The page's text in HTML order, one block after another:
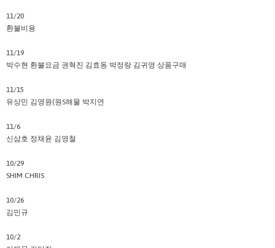
11/20
환불비용
11/19
박수현 환불요금 권혁진 김효동 박정랑 김귀영 상품구매
11/15
유상민 김영원(원S해물 박지연
11/6
신삼호 정채윤 김영철
10/29
SHIM CHRIS
10/26
김민규
10/2